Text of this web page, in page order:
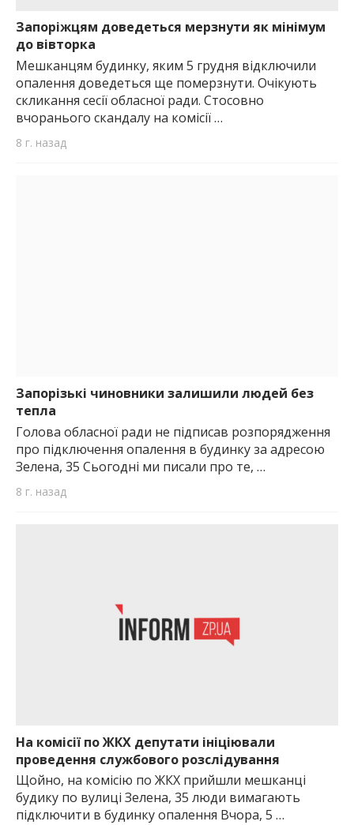
города Запорожья и области.
Запоріжцям доведеться мерзнути як мінімум
до вівторка
Мешканцям будинку, яким 5 грудня відключили
опалення доведеться ще померзнути. Очікують
скликання сесії обласної ради. Стосовно
вчоранього скандалу на комісії …
8 г. назад
Запорізькі чиновники залишили людей без
тепла
Голова обласної ради не підписав розпорядження
про підключення опалення в будинку за адресою
Зелена, 35 Сьогодні ми писали про те, …
8 г. назад
На комісії по ЖКХ депутати ініціювали
проведення службового розслідування
Щойно, на комісію по ЖКХ прийшли мешканці
будику по вулиці Зелена, 35 люди вимагають
підключити в будинку опалення Вчора, 5 …